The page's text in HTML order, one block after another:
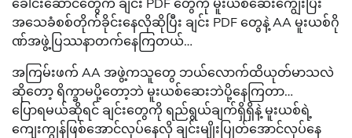
အသေခံစစ်တိုက်ခိုင်းနေလိုဆိုပြီး ချင်း PDF တွေနဲ့ AA မူးယစ်ဂို
ဏ်အဖွဲ့ပြဿနာတက်နေကြတယ်…
အကြမ်းဖက် AA အဖွဲ့ကသူတွေ ဘယ်လောက်ထိယုတ်မာသလဲ
ဆိုတော့ ရိက္ခာမပို့တော့ဘဲ မူးယစ်ဆေးဘဲပို့နေကြတာ…
ပြောရမယ်ဆိုရင် ချင်းတွေကို ရည်ရွယ်ချက်ရှိရှိနဲ့ မူးယစ်ရဲ့
ကျေးကျွန်ဖြစ်အောင်လုပ်နေလို ချင်းမျိုးပြုတ်အောင်လုပ်နေ